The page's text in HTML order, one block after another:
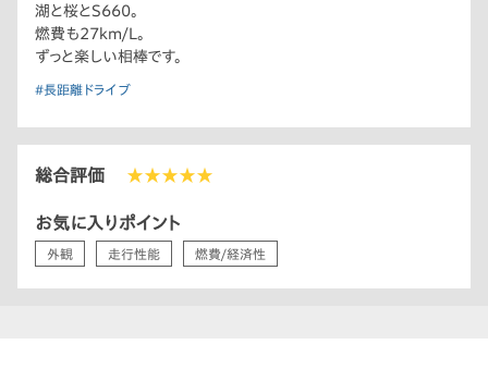
湖と桜とS660。
燃費も27km/L。
ずっと楽しい相棒です。
#長距離ドライブ
総合評価 ★★★★★
お気に入りポイント
外観 走行性能 燃費/経済性